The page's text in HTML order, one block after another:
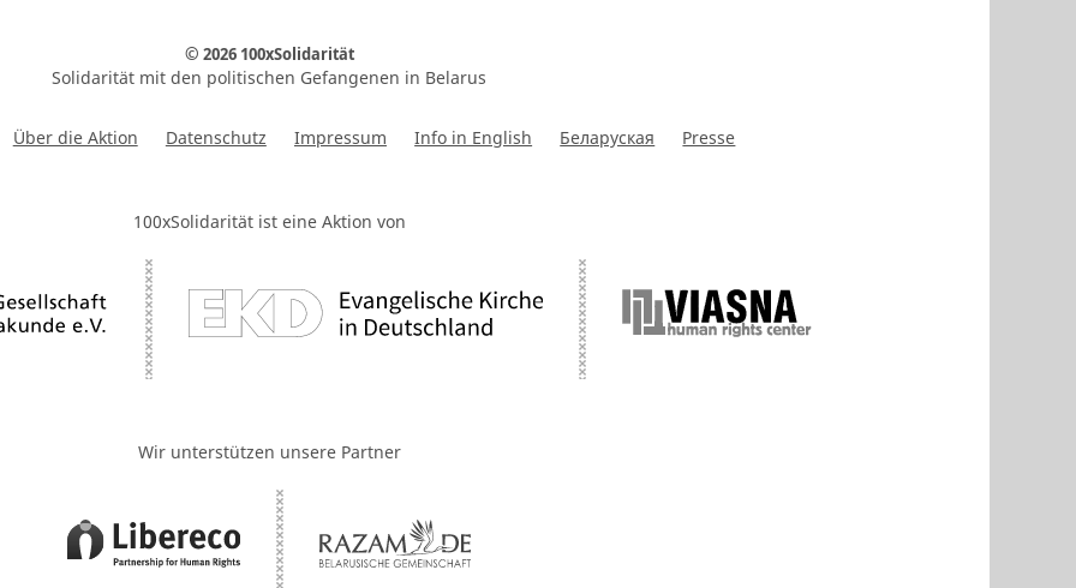
© 2026 100xSolidarität
Solidarität mit den politischen Gefangenen in Belarus
Über die Aktion Datenschutz Impressum Info in English Беларуская Presse
100xSolidarität ist eine Aktion von
Wir unterstützen unsere Partner